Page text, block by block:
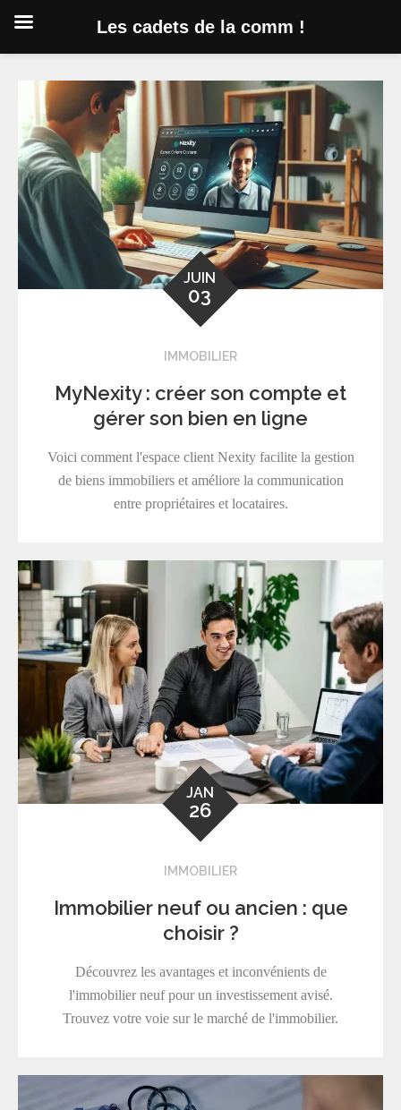
JUIN
03
IMMOBILIER
MyNexity : créer son compte et
gérer son bien en ligne
Voici comment l'espace client Nexity facilite la gestion
de biens immobiliers et améliore la communication
entre propriétaires et locataires.
JAN
26
IMMOBILIER
Immobilier neuf ou ancien : que
choisir ?
Découvrez les avantages et inconvénients de
l'immobilier neuf pour un investissement avisé.
Trouvez votre voie sur le marché de l'immobilier.
Les cadets de la comm !